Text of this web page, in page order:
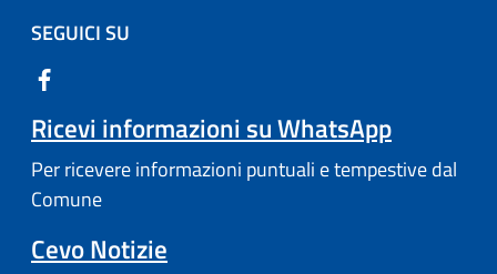
SEGUICI SU
Ricevi informazioni su WhatsApp
Per ricevere informazioni puntuali e tempestive dal
Comune
Cevo Notizie